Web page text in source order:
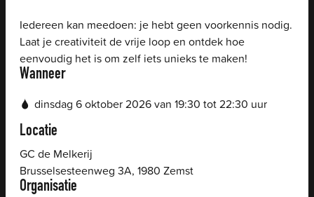
Iedereen kan meedoen: je hebt geen voorkennis nodig.
Laat je creativiteit de vrije loop en ontdek hoe
eenvoudig het is om zelf iets unieks te maken!
Wanneer
dinsdag 6 oktober 2026van 19:30 tot22:30 uur
Locatie
GC de Melkerij
Brusselsesteenweg 3A, 1980 Zemst
Organisatie